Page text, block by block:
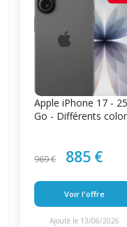
Apple iPhone 17 -
Go - Différents
969 € 885 €
Voir l'offre
Ajouté le 13/06/2026